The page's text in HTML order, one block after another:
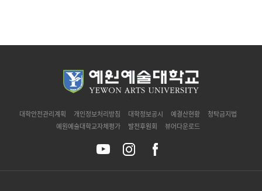
대학안전관리계획 개인정보처리방침 대학정보공시 예결산현황
청탁금지법
예원예술대학교자체평가
발전후원회 뷰어다운로드